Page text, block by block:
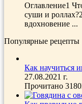
Оглавление1
суши и
вдохновение ...
Популярные рецепты
Как научиться
27.08.2021 г.
Прочитано